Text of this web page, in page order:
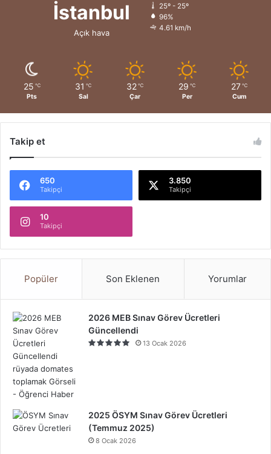
İstanbul
Açık hava
25º - 25º
96%
4.61 km/h
25 ℃
Pts
31 ℃
Sal
32 ℃
Çar
29 ℃
Per
27 ℃
Cum
Takip et
650
Takipçi
3.850
Takipçi
10
Takipçi
Popüler Son Eklenen Yorumlar
2026 MEB Sınav Görev Ücretleri
Güncellendi
13 Ocak 2026
2025 ÖSYM Sınav Görev Ücretleri
(Temmuz 2025)
8 Ocak 2026